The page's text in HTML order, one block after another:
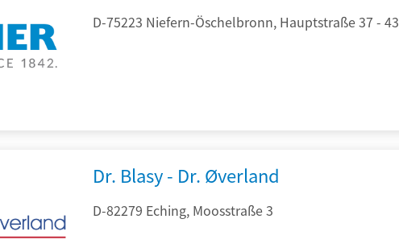
D-75223 Niefern-Öschelbronn, Hauptstraße 37 - 43
Dr. Blasy - Dr. Øverland
D-82279 Eching, Moosstraße 3